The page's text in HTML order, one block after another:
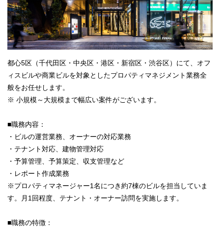
都心5区（千代田区・中央区・港区・新宿区・渋谷区）にて、オフ
ィスビルや商業ビルを対象としたプロパティマネジメント業務全
般をお任せします。
※ 小規模～大規模まで幅広い案件がございます。
■職務内容：
・ビルの運営業務、オーナーの対応業務
・テナント対応、建物管理対応
・予算管理、予算策定、収支管理など
・レポート作成業務
※プロパティマネージャー1名につき約7棟のビルを担当していま
す。月1回程度、テナント・オーナー訪問を実施します。
■職務の特徴：